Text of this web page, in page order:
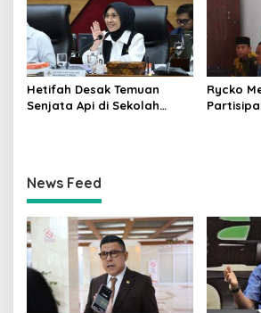
Hetifah Desak Temuan
Senjata Api di Sekolah
Rycko
News Feed